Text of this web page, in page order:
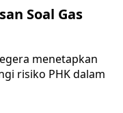
Soal Gas
menetapkan
risiko PHK dalam